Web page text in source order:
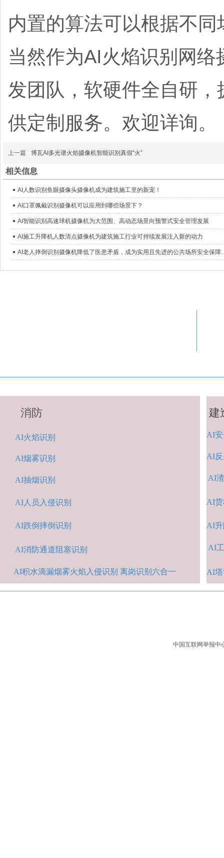
内置的算法可以根据不
当然作为AI火焰识别网
发团队，软硬件全自研
供定制服务。欢迎详询。
上一篇 博瓦AI多光谱火焰摄像机智能识别真假“火”
相关信息
AI人数识别鱼眼摄像头摄像机成为建筑施工里的新宠！
AI口罩佩戴识别摄像机可以应用到哪些场景下？
AI智能识别高速球机摄像机为大范围、高动态场景向预警式安全管理发展
AI施工升降机人数清点摄像机为建筑施工行业可持续发展注入新的动力
AI老人摔倒识别摄像机
AI人 员入侵识别
AI消防通道阻塞识别
AI火焰识别
AI抽烟识别
AI跌倒摔倒识别
AI积水滴漏烟雾火焰入侵识别 离岗识别六合一
AI烟雾识别
建
AI
AI
AI
AI货
AI反
AI
AI
中国互联网举报中
消防